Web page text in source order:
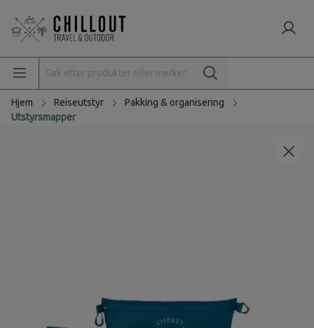
Hjem Reiseutstyr
Pakking & organisering
Utstyrsmapper